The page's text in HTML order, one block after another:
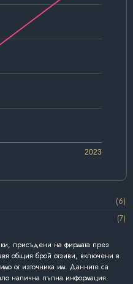
2023
(6)
(7)
присъдени на фирмата през
общия брой отзиви, включени в
от източника им. Данните са
налична пълна информация.